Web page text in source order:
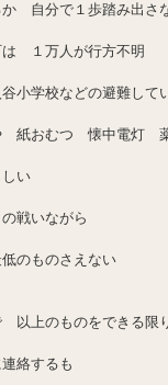
自分で１歩踏み出さ
１万人が行方不明
小学校などの避難して
紙おむつ 懐中電灯
い
戦いながら
のものさえない
上のものをできる限
絡するも